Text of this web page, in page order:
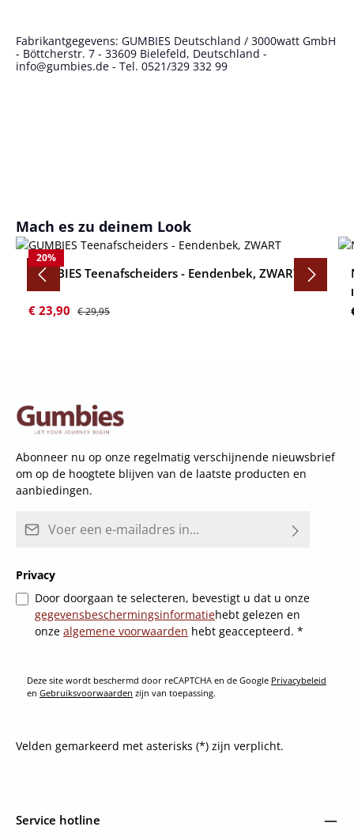
Fabrikantgegevens: GUMBIES Deutschland / 3000watt GmbH
- Böttcherstr. 7 - 33609 Bielefeld, Deutschland -
info@gumbies.de - Tel. 0521/329 332 99
Productgalerij overslaan
Mach es zu deinem Look
20%
GUMBIES Teenafscheiders - Eendenbek, ZWART
Verkoopprijs:
€ 23,90 Normale prijs:
€ 29,95
Abonneer nu op onze regelmatig verschijnende nieuwsbrief
om op de hoogtete blijven van de laatste producten en
aanbiedingen.
Privacy
Door doorgaan te selecteren, bevestigt u dat u onze
gegevensbeschermingsinformatiehebt gelezen en
onze algemene voorwaarden hebt geaccepteerd. *
Deze site wordt beschermd door reCAPTCHA en de Google Privacybeleid
en Gebruiksvoorwaarden zijn van toepassing.
Velden gemarkeerd met asterisks (*) zijn verplicht.
Service hotline